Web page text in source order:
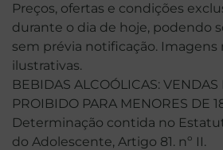
Preços, ofertas e condições
durante o dia de hoje, podendo
sem prévia notificação.
ilustrativas.
BEBIDAS ALCOÓLICAS:
PROIBIDO PARA MENORES DE
Determinação contida no
do Adolescente, Artigo 81. nº II.